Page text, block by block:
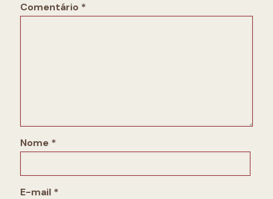
Comentário *
Nome *
E-mail *